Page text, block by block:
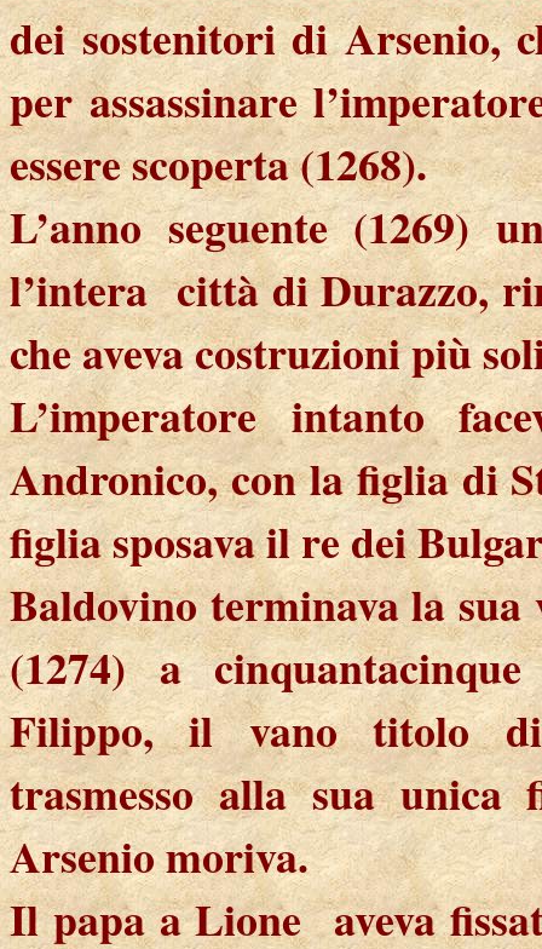
dei sostenitori di Arsenio,
per assassinare
essere scoperta (1268).
L’anno seguente (1269)
l’intera città di Durazzo,
che aveva costruzioni più
L’imperatore intanto
Andronico, con la figlia di
figlia sposava il re dei
Baldovino terminava la
(1274) a
Filippo, il vano titolo di
trasmesso alla sua unica
Arsenio moriva.
Il papa a Lione aveva